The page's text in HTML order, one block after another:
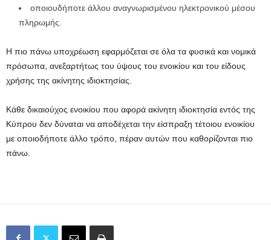
οποιουδήποτε άλλου αναγνωρισμένου ηλεκτρονικού μέσου
πληρωμής.
Η πιο πάνω υποχρέωση εφαρμόζεται σε όλα τα φυσικά και νομικά
πρόσωπα, ανεξαρτήτως του ύψους του ενοικίου και του είδους
χρήσης της ακίνητης ιδιοκτησίας.
Κάθε δικαιούχος ενοικίου που αφορά ακίνητη ιδιοκτησία εντός της
Κύπρου δεν δύναται να αποδέχεται την είσπραξη τέτοιου ενοικίου
με οποιοδήποτε άλλο τρόπο, πέραν αυτών που καθορίζονται πιο
πάνω.